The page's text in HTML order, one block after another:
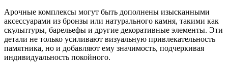
Арочные комплексы могут быть дополнены изысканными
аксессуарами из бронзы или натурального камня, такими как
скульптуры, барельефы и другие декоративные элементы. Эти
детали не только усиливают визуальную привлекательность
памятника, но и добавляют ему значимость, подчеркивая
индивидуальность покойного.